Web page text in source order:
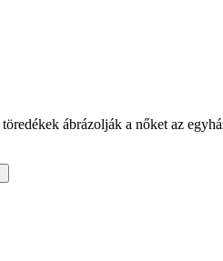
ábrázolják a nőket az